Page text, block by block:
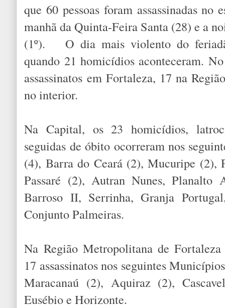
que 60 pessoas foram assassinadas no
manhã da Quinta-Feira Santa (28) e a
(1º). O dia mais violento do
quando 21 homicídios aconteceram.
assassinatos em Fortaleza, 17 na
no interior.
Na Capital, os 23 homicídios,
seguidas de óbito ocorreram nos
(4), Barra do Ceará (2), Mucuripe (2),
Passaré (2), Autran Nunes, Planalto
Barroso II, Serrinha, Granja
Conjunto Palmeiras.
Na Região Metropolitana de
17 assassinatos nos seguintes
Maracanaú (2), Aquiraz (2),
Eusébio e Horizonte.